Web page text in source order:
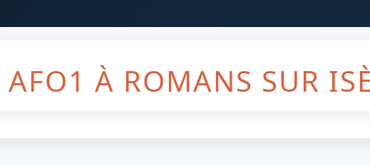
AFO1 À ROMANS SUR